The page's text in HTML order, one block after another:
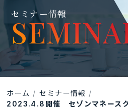
セミナー情報
ホーム
セミナー情報
2023.4.8開催 セゾンマネース